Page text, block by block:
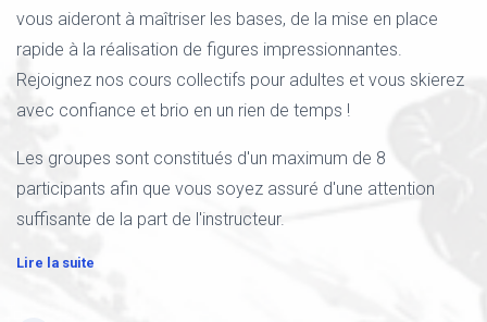
vous aideront à maîtriser les bases, de la mise en place
rapide à la réalisation de figures impressionnantes.
Rejoignez nos cours collectifs pour adultes et vous skierez
avec confiance et brio en un rien de temps !
Les groupes sont constitués d'un maximum de 8
participants afin que vous soyez assuré d'une attention
suffisante de la part de l'instructeur.
Lire la suite